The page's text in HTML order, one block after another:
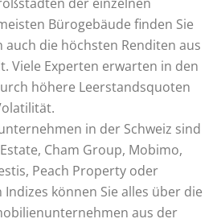
Bürogebäude finden Sie
auch die höchsten Renditen aus
Viele Experten erwarten in den
höhere Leerstandsquoten
in der Schweiz sind
Cham Group, Mobimo,
Peach Property oder
können Sie alles über die
aus der